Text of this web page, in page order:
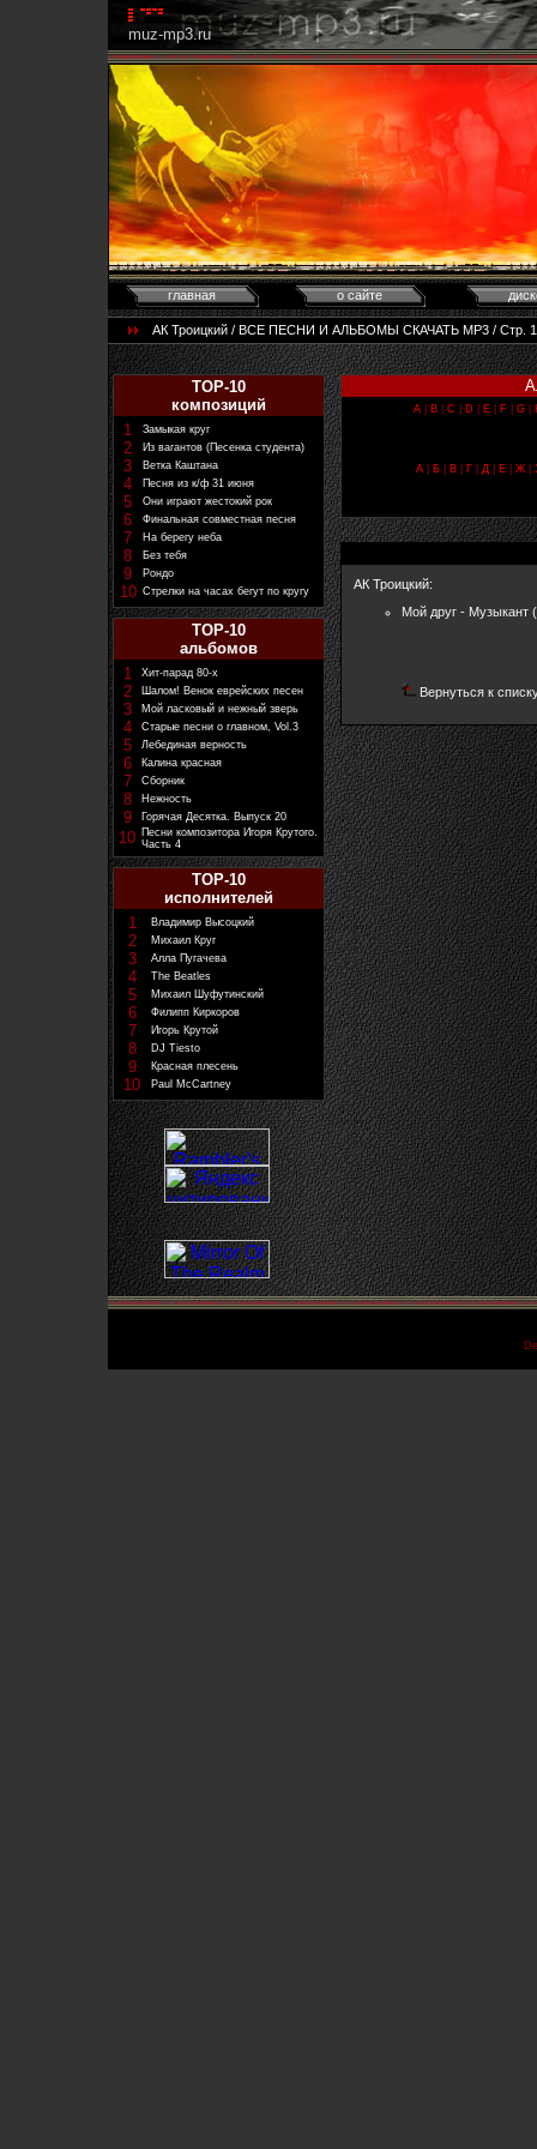
muz-mp3.ru
главная о сайте
АК Троицкий / ВСЕ ПЕСНИ И АЛЬБОМЫ СКАЧАТЬ MP3 / Стр. 1
TOP-10
композиций
1
Замыкая круг
2 Из вагантов (Песенка студента)
3 Ветка Каштана
4 Песня из к/ф 31 июня
5 Они играют жестокий рок
6 Финальная совместная песня
7 На берегу неба
8 Без тебя
9 Рондо
10 Стрелки на часах бегут по кругу
TOP-10
альбомов
1
Хит-парад 80-х
2 Шалом! Венок еврейских песен
3 Мой ласковый и нежный зверь
4 Старые песни о главном, Vol.3
5 Лебединая верность
6 Калина красная
7 Сборник
8 Нежность
9 Горячая Десятка. Выпуск 20
10 Песни композитора Игоря Крутого.
Часть 4
TOP-10
исполнителей
1
Владимир Высоцкий
2 Михаил Круг
3 Алла Пугачева
4 The Beatles
5 Михаил Шуфутинский
6 Филипп Киркоров
7 Игорь Крутой
8 DJ Tiesto
9 Красная плесень
10 Paul McCartney
A B C D E F G
А| Б| В| Г| Д| Е| Ж|
АК Троицкий:
Мой друг - Музыкант
Вернуться к